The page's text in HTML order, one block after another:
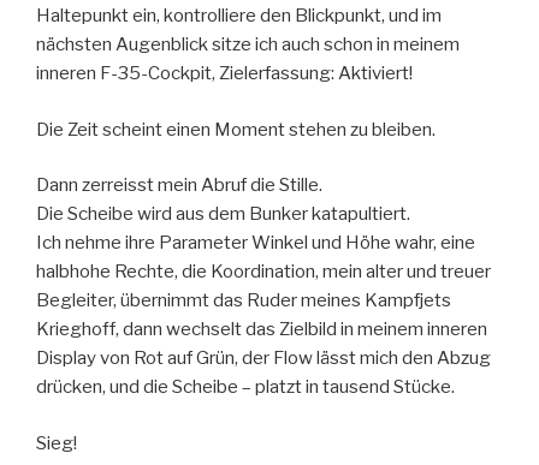
Haltepunkt ein, kontrolliere den Blickpunkt, und im
nächsten Augenblick sitze ich auch schon in meinem
inneren F-35-Cockpit, Zielerfassung: Aktiviert!
Die Zeit scheint einen Moment stehen zu bleiben.
Dann zerreisst mein Abruf die Stille.
Die Scheibe wird aus dem Bunker katapultiert.
Ich nehme ihre Parameter Winkel und Höhe wahr, eine
halbhohe Rechte, die Koordination, mein alter und treuer
Begleiter, übernimmt das Ruder meines Kampfjets
Krieghoff, dann wechselt das Zielbild in meinem inneren
Display von Rot auf Grün, der Flow lässt mich den Abzug
drücken, und die Scheibe – platzt in tausend Stücke.
Sieg!